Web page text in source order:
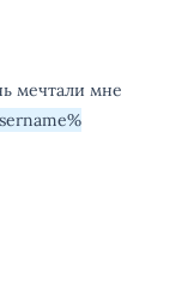
мечтали мне